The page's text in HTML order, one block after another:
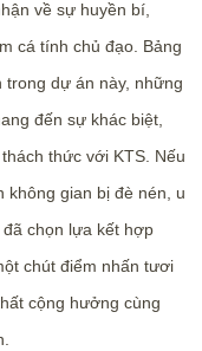
về sự huyền bí,
cá tính chủ đạo. Bảng
dự án này, những
đến sự khác biệt,
thức với KTS. Nếu
không gian bị đè nén, u
chọn lựa kết hợp
chút điểm nhấn tươi
cộng hưởng cùng